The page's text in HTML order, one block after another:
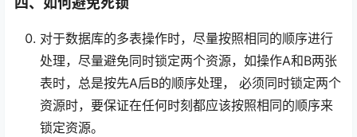
对于数据库的多表操作时，尽量按照相同的顺序进行
处理，尽量避免同时锁定两个资源，如操作A和B两张
表时，总是按先A后B的顺序处理， 必须同时锁定两个
资源时，要保证在任何时刻都应该按照相同的顺序来
锁定资源。